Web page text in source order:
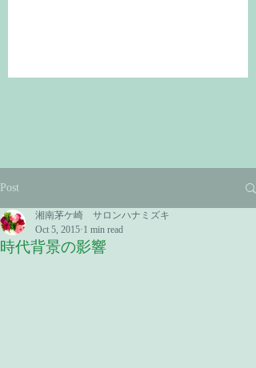
Post
時代背景の影響
湘南茅ケ崎 サロンハナミズキ
Oct 5, 2015 1 min read